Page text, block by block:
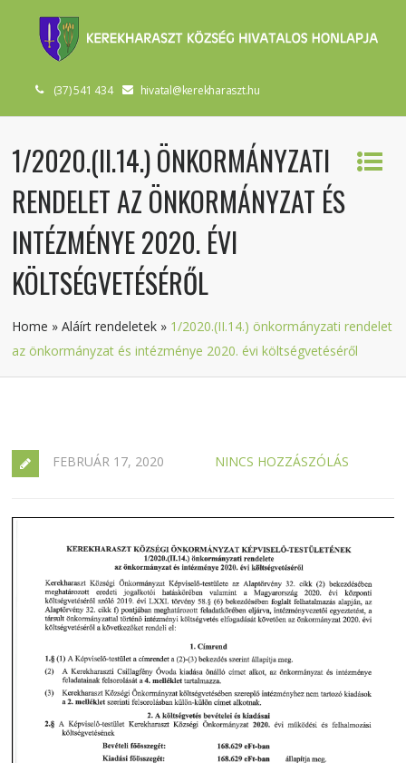
(37) 541 434 hivatal@kerekharaszt.hu
1/2020.(II.14.) ÖNKORMÁNYZATI
RENDELET AZ ÖNKORMÁNYZAT ÉS
INTÉZMÉNYE 2020. ÉVI
KÖLTSÉGVETÉSÉRŐL
Home »Aláírt rendeletek » 1/2020.(II.14.) önkormányzati rendelet
az önkormányzat és intézménye 2020. évi költségvetéséről
FEBRUÁR 17, 2020 NINCS HOZZÁSZÓLÁS